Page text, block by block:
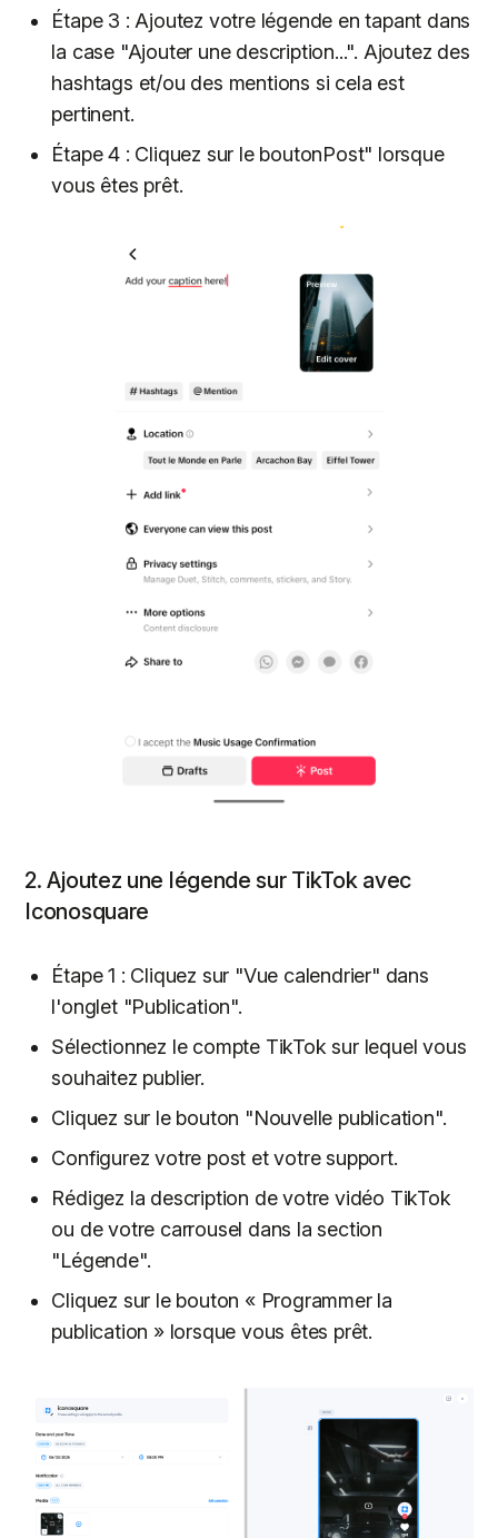
Étape 3 : Ajoutez votre légende en tapant dans
la case "Ajouter une description...". Ajoutez des
hashtags et/ou des mentions si cela est
pertinent.
Étape 4 : Cliquez sur le boutonPost" lorsque
vous êtes prêt.
2. Ajoutez une légende sur TikTok avec
Iconosquare
Étape 1 : Cliquez sur "Vue calendrier" dans
l'onglet "Publication".
Sélectionnez le compte TikTok sur lequel vous
souhaitez publier.
Cliquez sur le bouton "Nouvelle publication".
Configurez votre post et votre support.
Rédigez la description de votre vidéo TikTok
ou de votre carrousel dans la section
"Légende".
Cliquez sur le bouton « Programmer la
publication » lorsque vous êtes prêt.